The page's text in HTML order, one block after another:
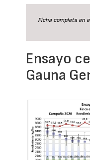
Ficha completa en
Ensayo
Gauna